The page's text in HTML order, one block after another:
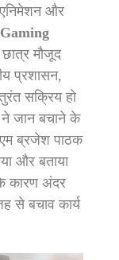
एनिमेशन और
मौजूद
प्रशासन,
सक्रिय हो
ने जान बचाने के
ब्रजेश पाठक
और बताया
कारण अंदर
से बचाव कार्य